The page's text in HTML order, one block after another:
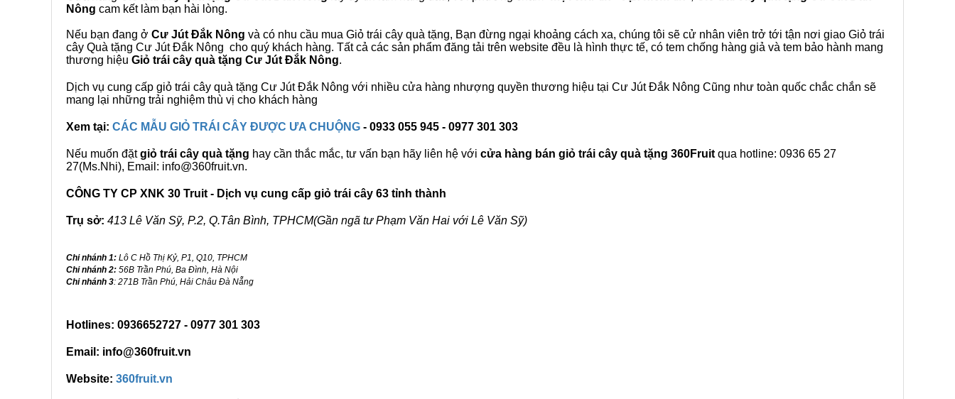
Nông cam kết làm bạn hài lòng.
Nếu bạn đang ở Cư Jút Đắk Nông và có nhu cầu mua Giỏ trái cây quà tặng, Bạn đừng ngại khoảng cách xa, chúng tôi sẽ cử nhân viên trở tới tận nơi giao Giỏ trái
cây Quà tặng Cư Jút Đắk Nông cho quý khách hàng. Tất cả các sản phẩm đăng tải trên website đều là hình thực tế, có tem chống hàng giả và tem bảo hành mang
thương hiệu Giỏ trái cây quà tặng Cư Jút Đắk Nông.
Dịch vụ cung cấp giỏ trái cây quà tặng Cư Jút Đắk Nông với nhiều cửa hàng nhượng quyền thương hiệu tại Cư Jút Đắk Nông Cũng như toàn quốc chắc chắn sẽ
mang lại những trải nghiệm thù vị cho khách hàng
Xem tại: CÁC MẪU GIỎ TRÁI CÂY ĐƯỢC ƯA CHUỘNG - 0933 055 945 - 0977 301 303
Nếu muốn đặtgiỏ trái cây quà tặng hay cần thắc mắc, tư vấn bạn hãy liên hệ với cửa hàng bán giỏ trái cây quà tặng 360Fruit qua hotline: 0936 65 27
27(Ms.Nhi), Email: info@360fruit.vn.
CÔNG TY CP XNK 30 Truit - Dịch vụ cung cấp giỏ trái cây 63 tỉnh thành
Trụ sở: 413 Lê Văn Sỹ, P.2, Q.Tân Bình, TPHCM(Gần ngã tư Phạm Văn Hai với Lê Văn Sỹ)
Chi nhánh 1: Lô C Hồ Thị Kỷ, P1, Q10, TPHCM
Chi nhánh 2: 56B Trần Phú, Ba Đình, Hà Nội
Chi nhánh 3: 271B Trần Phú, Hải Châu Đà Nẵng
Hotlines: 0936652727 - 0977 301 303
Email: info@360fruit.vn
Website: 360fruit.vn